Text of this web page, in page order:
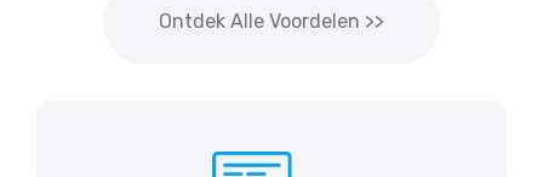
Ontdek Alle Voordelen >>